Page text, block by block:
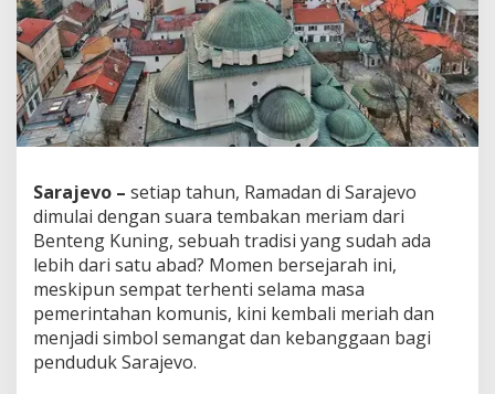
o
B
i
k
n
K
a
u
T
r
p
e
s
n
a
Sarajevo – setiap tahun, Ramadan di Sarajevo
dimulai dengan suara tembakan meriam dari
Benteng Kuning, sebuah tradisi yang sudah ada
lebih dari satu abad? Momen bersejarah ini,
meskipun sempat terhenti selama masa
pemerintahan komunis, kini kembali meriah dan
menjadi simbol semangat dan kebanggaan bagi
penduduk Sarajevo.